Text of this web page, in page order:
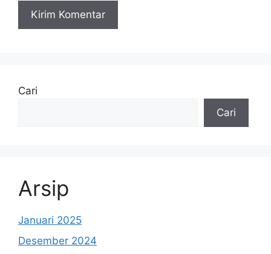
Cari
Cari
Arsip
Januari 2025
Desember 2024